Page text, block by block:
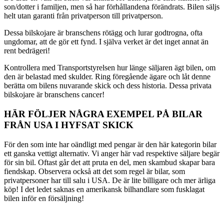
son/dotter i familjen, men så har förhållandena förändrats. Bilen säljs
helt utan garanti från privatperson till privatperson.
Dessa bilskojare är branschens rötägg och lurar godtrogna, ofta
ungdomar, att de gör ett fynd. I själva verket är det inget annat än
rent bedrägeri!
Kontrollera med Transportstyrelsen hur länge säljaren ägt bilen, om
den är belastad med skulder. Ring föregående ägare och låt denne
berätta om bilens nuvarande skick och dess historia. Dessa privata
bilskojare är branschens cancer!
HÄR FÖLJER NÅGRA EXEMPEL PÅ BILAR
FRÅN USA I HYFSAT SKICK
För den som inte har oändligt med pengar är den här kategorin bilar
ett ganska vettigt alternativ. Vi anger här vad respektive säljare begär
för sin bil. Oftast går det att pruta en del, men skambud skapar bara
fiendskap. Observera också att det som regel är bilar, som
privatpersoner har till salu i USA. De är lite billigare och mer ärliga
köp! I det ledet saknas en amerikansk bilhandlare som fusklagat
bilen inför en försäljning!